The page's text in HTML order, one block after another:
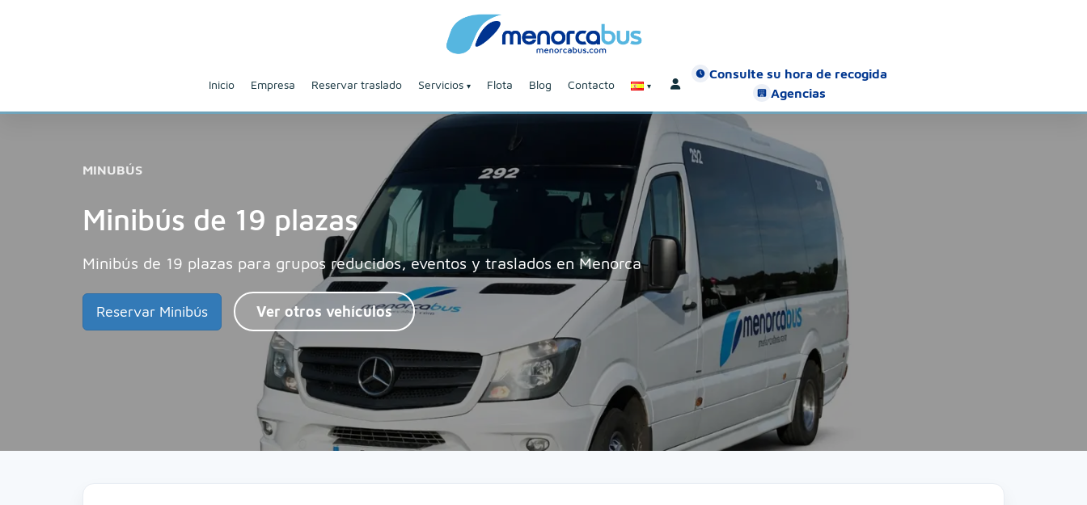
Inicio Empresa Reservar traslado Servicios Flota Blog Contacto
Consulte su hora de recogida
Agencias
MINUBÚS
Minibús de 19 plazas
Minibús de 19 plazas para grupos reducidos, eventos y traslados en Menorca
Reservar Minibús Ver otros vehículos